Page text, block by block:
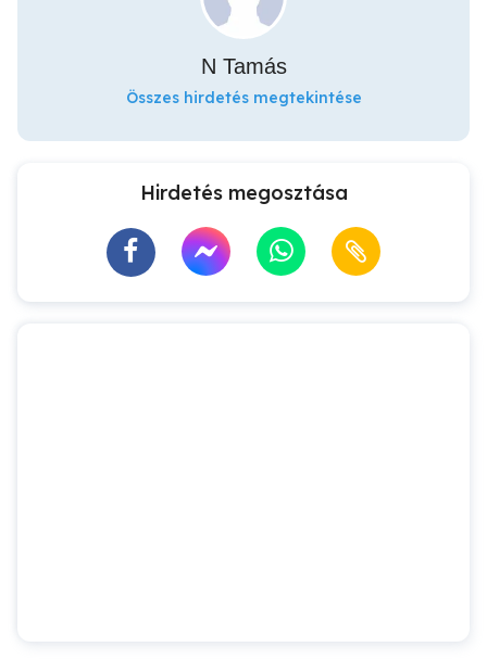
N Tamás
Összes hirdetés megtekintése
Hirdetés megosztása